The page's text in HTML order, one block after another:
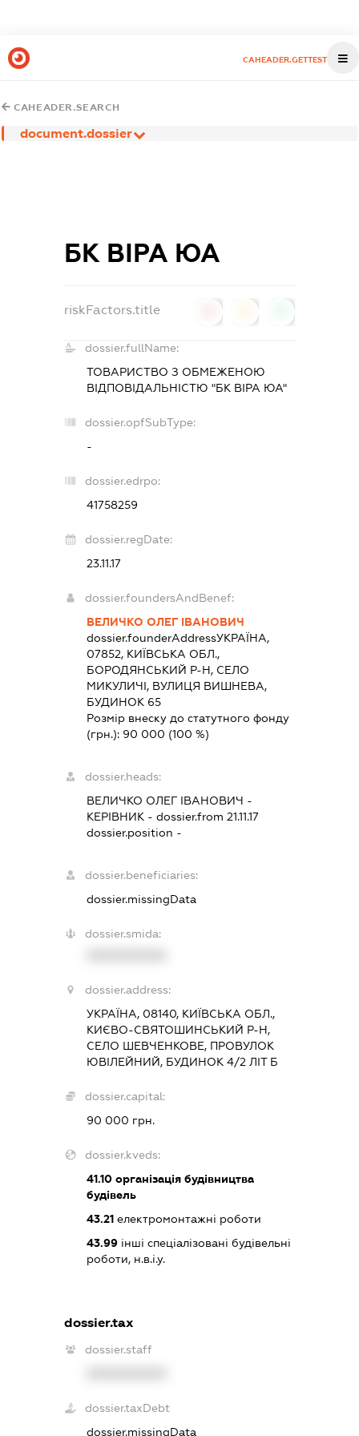
CAHEADER.GETTEST
CAHEADER.SEARCH
document.dossier
БК ВІРА ЮА
riskFactors.title
dossier.fullName:
ТОВАРИСТВО З ОБМЕЖЕНОЮ
ВІДПОВІДАЛЬНІСТЮ "БК ВІРА ЮА"
dossier.opfSubType:
-
dossier.edrpo:
41758259
dossier.regDate:
23.11.17
dossier.foundersAndBenef:
ВЕЛИЧКО ОЛЕГ ІВАНОВИЧ
dossier.founderAddressУКРАЇНА,
07852, КИЇВСЬКА ОБЛ.,
БОРОДЯНСЬКИЙ Р-Н, СЕЛО
МИКУЛИЧІ, ВУЛИЦЯ ВИШНЕВА,
БУДИНОК 65
Розмір внеску до статутного фонду
(грн.): 90 000 (100 %)
dossier.heads:
ВЕЛИЧКО ОЛЕГ ІВАНОВИЧ -
КЕРІВНИК - dossier.from 21.11.17
dossier.position -
dossier.beneficiaries:
dossier.missingData
dossier.smida:
dossier.address:
УКРАЇНА, 08140, КИЇВСЬКА ОБЛ.,
КИЄВО-СВЯТОШИНСЬКИЙ Р-Н,
СЕЛО ШЕВЧЕНКОВЕ, ПРОВУЛОК
ЮВІЛЕЙНИЙ, БУДИНОК 4/2 ЛІТ Б
dossier.capital:
90 000 грн.
dossier.kveds:
41.10 організація будівництва
будівель
43.21 електромонтажні роботи
43.99 інші спеціалізовані будівельні
роботи, н.в.і.у.
dossier.tax
dossier.staff
dossier.taxDebt
dossier.missingData